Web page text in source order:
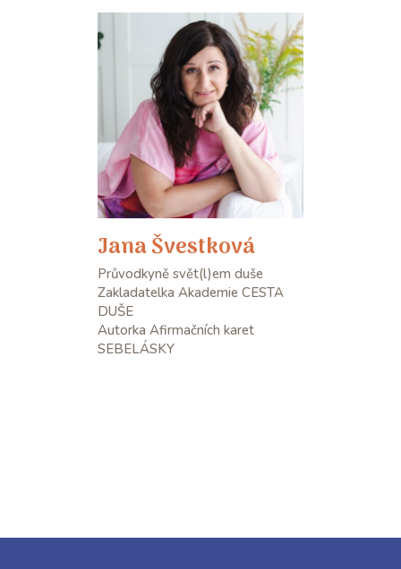
Jana Švestková
Průvodkyně svět(l)em duše
Zakladatelka Akademie CESTA
DUŠE
Autorka Afirmačních karet
SEBELÁSKY